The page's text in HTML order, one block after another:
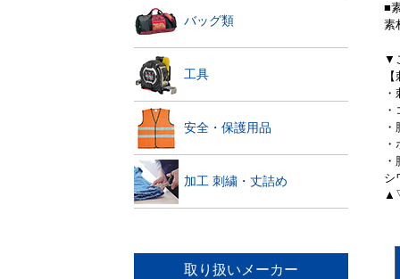
バッグ類
工具
安全・保護用品
加工 刺繍・丈詰め
取り扱いメーカー
■
素
▼
シ